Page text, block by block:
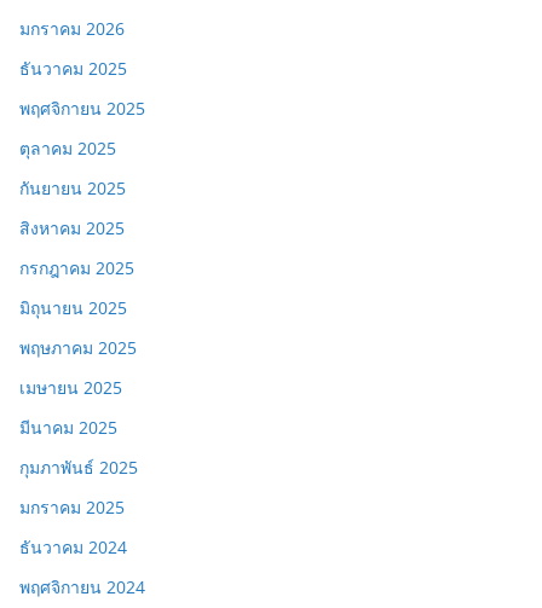
มกราคม 2026
ธันวาคม 2025
พฤศจิกายน 2025
ตุลาคม 2025
กันยายน 2025
สิงหาคม 2025
กรกฎาคม 2025
มิถุนายน 2025
พฤษภาคม 2025
เมษายน 2025
มีนาคม 2025
กุมภาพันธ์ 2025
มกราคม 2025
ธันวาคม 2024
พฤศจิกายน 2024